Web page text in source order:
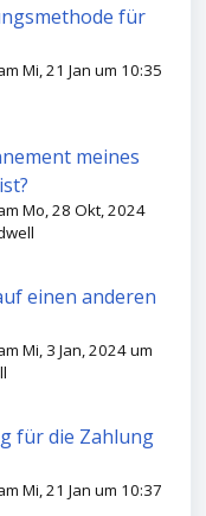
für
Mi, 21 Jan um 10:35
meines
Mo, 28 Okt, 2024
einen anderen
Mi, 3 Jan, 2024 um
für die Zahlung
Mi, 21 Jan um 10:37